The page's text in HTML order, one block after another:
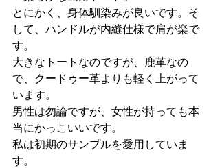
とにかく、身体馴染みが良いです。そ
して、ハンドルが内縫仕様で肩が楽で
す。
大きなトートなのですが、鹿革なの
で、クードゥー革よりも軽く上がって
います。
男性は勿論ですが、女性が持っても本
当にかっこいいです。
私は初期のサンプルを愛用していま
す。